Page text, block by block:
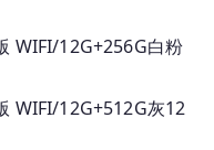
WIFI/12G+256G白粉
WIFI/12G+512G灰12